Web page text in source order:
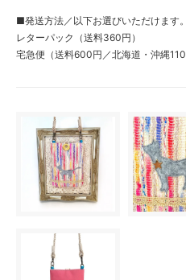
■発送方法／以下お選びいただけます。
レターパック（送料360円）
宅急便（送料600円／北海道・沖縄